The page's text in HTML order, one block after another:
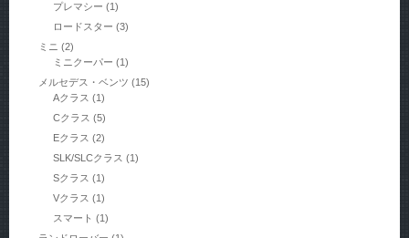
プレマシー (1)
ロードスター (3)
ミニ (2)
ミニクーパー (1)
メルセデス・ベンツ (15)
Aクラス (1)
Cクラス (5)
Eクラス (2)
SLK/SLCクラス (1)
Sクラス (1)
Vクラス (1)
スマート (1)